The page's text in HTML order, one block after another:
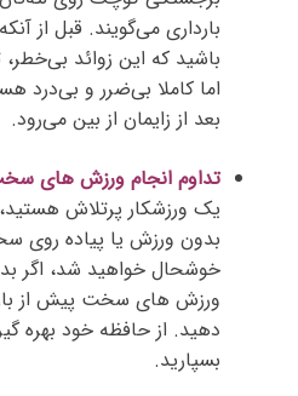
بارداری می‌گویند. قبل از
باشید که این زوائد
اما کاملا بی‌ضرر و بی‌درد
بعد از زایمان از بین می‌رود.
تداوم انجام ورزش های سخت در
یک ورزشکار پرتلاش
بدون ورزش یا پیاده روی
خوشحال خواهید شد، اگر
ورزش های سخت پیش از
دهید. از حافظه خود بهره
بسپارید.